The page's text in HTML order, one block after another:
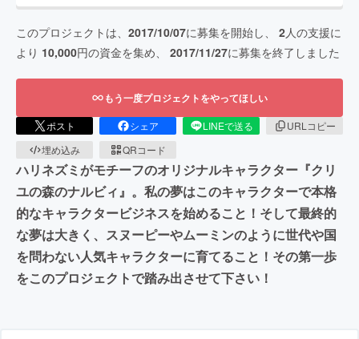
このプロジェクトは、 2017/10/07に募集を開始し、 2人の支援に
より 10,000円の資金を集め、 2017/11/27に募集を終了しました
もう一度プロジェクトをやってほしい
ポスト シェア LINEで送る
URLコピー
埋め込み
QRコード
ハリネズミがモチーフのオリジナルキャラクター『クリ
ユの森のナルビィ』。私の夢はこのキャラクターで本格
的なキャラクタービジネスを始めること！そして最終的
な夢は大きく、スヌーピーやムーミンのように世代や国
を問わない人気キャラクターに育てること！その第一歩
をこのプロジェクトで踏み出させて下さい！